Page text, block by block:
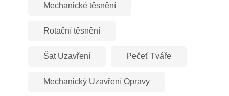
Mechanické těsnění
Rotační těsnění
Šat Uzavření Pečeť Tváře
Mechanický Uzavření Opravy